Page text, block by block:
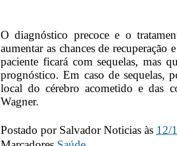
O diagnóstico precoce e o
aumentar as chances de
paciente ficará com sequelas, mas
prognóstico. Em caso de sequelas,
local do cérebro acometido e das
Wagner.
Postado por Salvador Noticias às 12/